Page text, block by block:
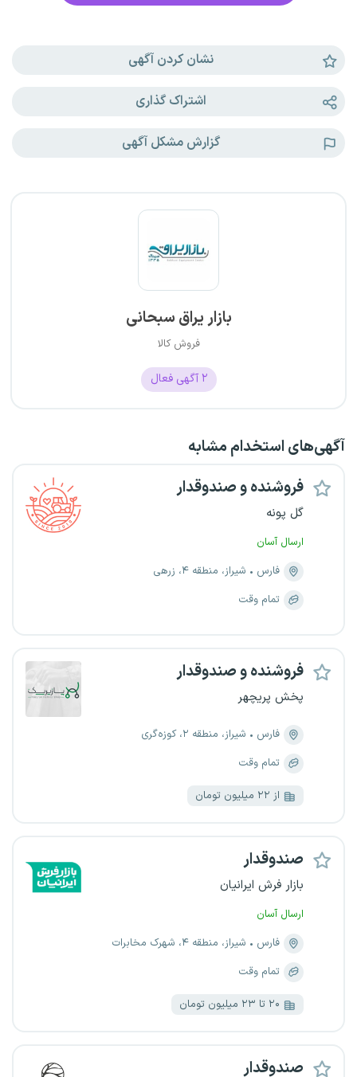
نشان کردن آگهی
اشتراک گذاری
گزارش مشکل آگهی
بازار یراق سبحانی
فروش کالا
۲ آگهی فعال
آگهی‌های استخدام مشابه
فروشنده و صندوقدار
گل پونه
ارسال آسان
فارس
شیراز، منطقه ۴، زرهی
تمام وقت
فروشنده و صندوقدار
پخش پریچهر
فارس
شیراز، منطقه ۲، کوزه‌گری
تمام وقت
از ۲۲ میلیون تومان
صندوقدار
بازار فرش ایرانیان
ارسال آسان
فارس
شیراز، منطقه ۴، شهرک مخابرات
تمام وقت
۲۰ تا ۲۳ میلیون تومان
صندوقدار